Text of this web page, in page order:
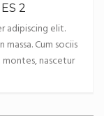
2
adipiscing elit.
Cum sociis
nascetur